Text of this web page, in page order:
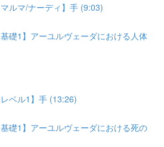
マルマ/ナーディ】手 (9:03)
基礎1】アーユルヴェーダにおける人体
レベル1】手 (13:26)
基礎1】アーユルヴェーダにおける死の